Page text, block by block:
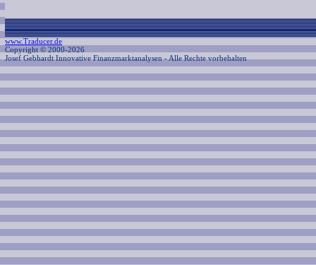
www.Traducer.de
Copyright © 2000-2026
Josef Gebhardt Innovative Finanzmarktanalysen - Alle Rechte vorbehalten